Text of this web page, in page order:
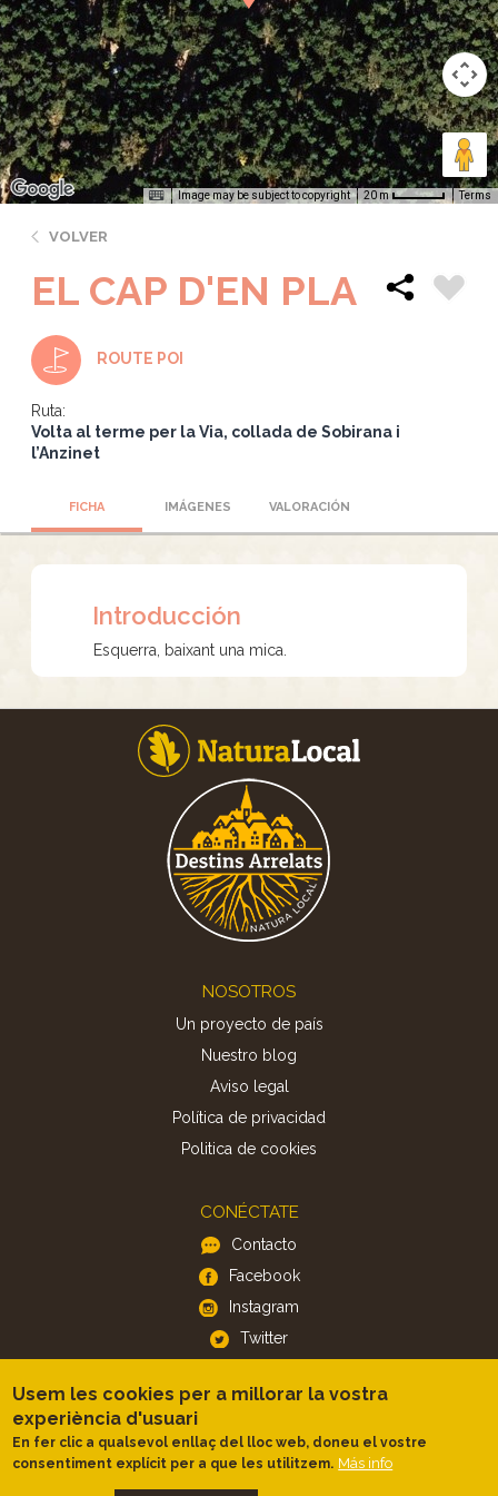
Image may be subject to copyright 20 m Terms
VOLVER
EL CAP D'EN PLA
ROUTE POI
Ruta:
Volta al terme per la Via, collada de Sobirana i
l’Anzinet
FICHA IMÁGENES VALORACIÓN
Introducción
Esquerra, baixant una mica.
NOSOTROS
Un proyecto de país
Nuestro blog
Aviso legal
Política de privacidad
Politica de cookies
CONÉCTATE
Contacto
Facebook
Instagram
Twitter
APP
iOS
Android
Usem les cookies per a millorar la vostra
experiència d'usuari
En fer clic a qualsevol enllaç del lloc web, doneu el vostre
consentiment explícit per a que les utilitzem. Más info